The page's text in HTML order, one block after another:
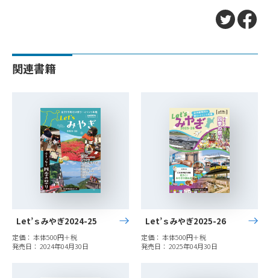
関連書籍
Let’ｓみやぎ2024-25
定価： 本体500円＋税
発売日： 2024年04月30日
Let’ｓみやぎ2025-26
定価： 本体500円＋税
発売日： 2025年04月30日